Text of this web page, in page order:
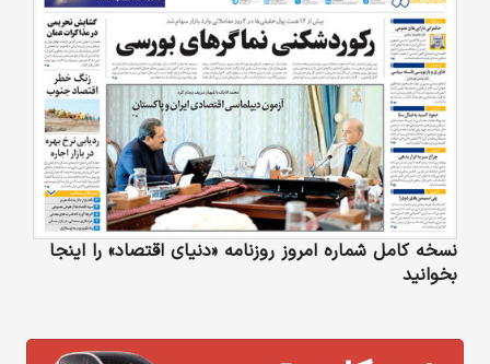
نسخه کامل شماره امروز روزنامه «دنیای‌ اقتصاد» را اینجا
بخوانید